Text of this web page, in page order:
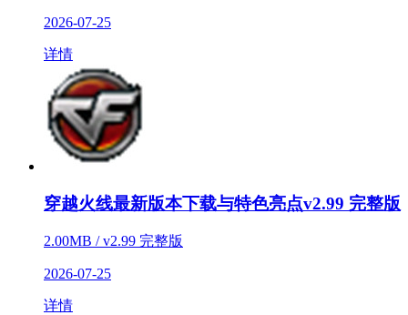
2026-07-25
详情
穿越火线最新版本下载与特色亮点v2.99 完整版
2.00MB / v2.99 完整版
2026-07-25
详情